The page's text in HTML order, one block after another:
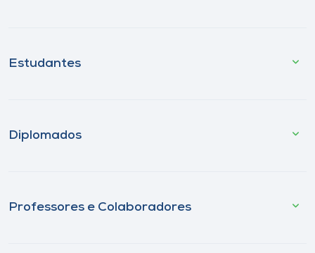
Estudantes
Diplomados
Professores e Colaboradores